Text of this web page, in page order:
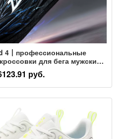
4丨профессиональные
для бега мужские
в среднюю школу
для бега мужская
с амортизацией и отскоком
руб.